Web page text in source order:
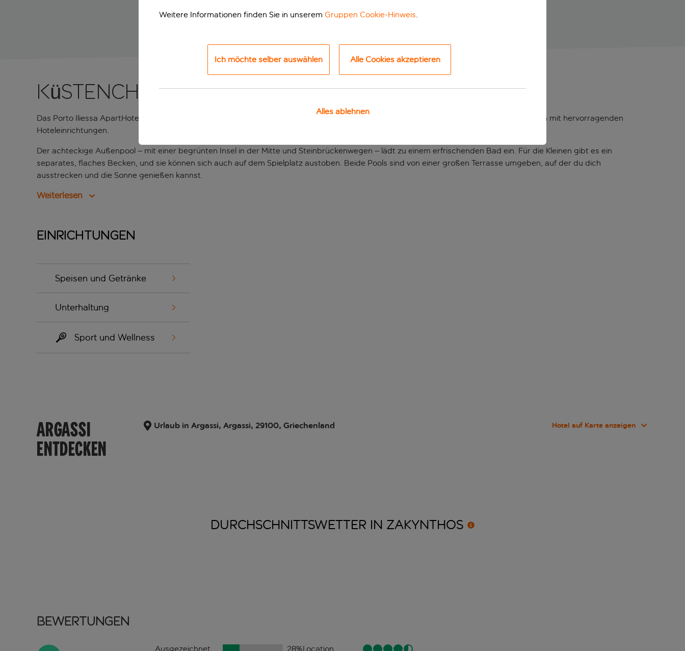
Küstencharme, direkt am Strand
Das Porto Iliessa ApartHotel liegt direkt am Strand von Argassi und bietet den Komfort eines Selbstversorgungsaufenthalts in Kombination mit hervorragenden
Hoteleinrichtungen.
Der achteckige Außenpool – mit einer begrünten Insel in der Mitte und Steinbrückenwegen – lädt zu einem erfrischenden Bad ein. Für die Kleinen gibt es ein
separates, flaches Becken, und sie können sich auch auf dem Spielplatz austoben. Beide Pools sind von einer großen Terrasse umgeben, auf der du dich
ausstrecken und die Sonne genießen kannst.
Weiterlesen
Einrichtungen
Speisen und Getränke
Unterhaltung
Sport und Wellness
ARGASSI
ENTDECKEN
Urlaub in Argassi, Argassi, 29100, Griechenland Hotel auf Karte anzeigen
DURCHSCHNITTSWETTER IN ZAKYNTHOS
Bewertungen
Ausgezeichnet 28%Location
Weitere Informationen finden Sie in unserem Gruppen Cookie-Hinweis.
Ich möchte selber auswählen Alle Cookies akzeptieren
Alles ablehnen